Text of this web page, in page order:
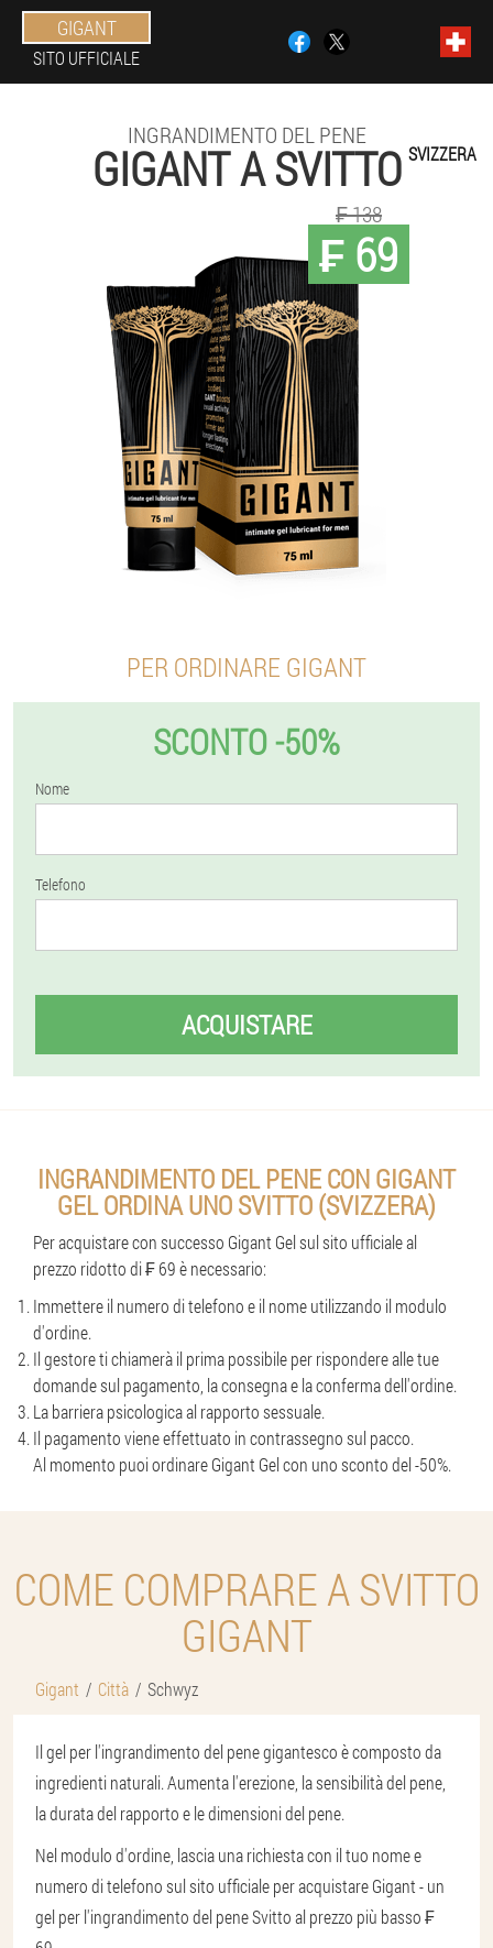
GIGANT
SITO UFFICIALE
INGRANDIMENTO DEL PENE
GIGANT A SVITTO SVIZZERA
₣ 69
₣ 138
PER ORDINARE GIGANT
SCONTO -50%
Nome
Telefono
ACQUISTARE
INGRANDIMENTO DEL PENE CON GIGANT
GEL ORDINA UNO SVITTO (SVIZZERA)
Per acquistare con successo Gigant Gel sul sito ufficiale al
prezzo ridotto di ₣ 69 è necessario:
Immettere il numero di telefono e il nome utilizzando il modulo
d'ordine.
Il gestore ti chiamerà il prima possibile per rispondere alle tue
domande sul pagamento, la consegna e la conferma dell'ordine.
La barriera psicologica al rapporto sessuale.
Il pagamento viene effettuato in contrassegno sul pacco.
Al momento puoi ordinare Gigant Gel con uno sconto del -50%.
COME COMPRARE A SVITTO
GIGANT
Gigant Città Schwyz
Il gel per l'ingrandimento del pene gigantesco è composto da
ingredienti naturali. Aumenta l'erezione, la sensibilità del pene,
la durata del rapporto e le dimensioni del pene.
Nel modulo d'ordine, lascia una richiesta con il tuo nome e
numero di telefono sul sito ufficiale per acquistare Gigant - un
gel per l'ingrandimento del pene Svitto al prezzo più basso ₣